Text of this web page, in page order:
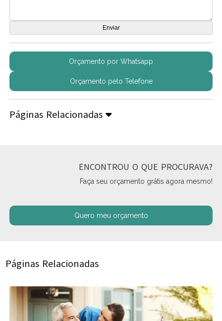
Orçamento por Whatsapp
Orçamento pelo Telefone
Páginas Relacionadas
ENCONTROU O QUE PROCURAVA?
Faça seu orçamento grátis agora mesmo!
Quero meu orçamento
Páginas Relacionadas